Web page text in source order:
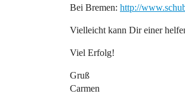
Bei Bremen: http://
Vielleicht kann Dir einer
Viel Erfolg!
Gruß
Carmen